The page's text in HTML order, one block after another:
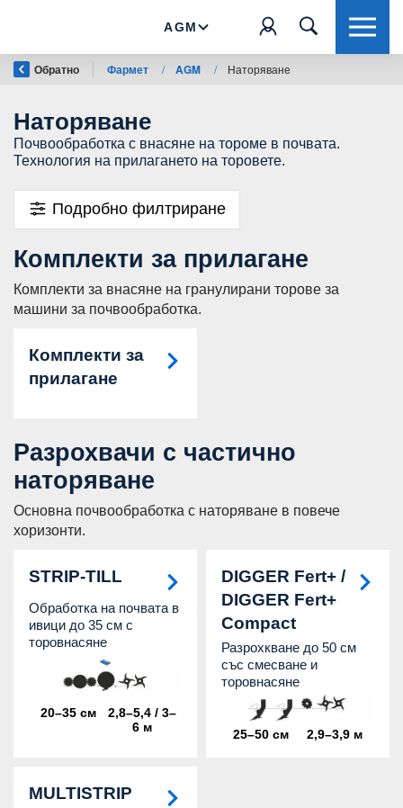
AGM
Обратно Фармет / AGM / Наторяване
Наторяване
Почвообработка с внасяне на тороме в почвата.
Технология на прилагането на торовете.
Подробно филтриране
Комплекти за прилагане
Комплекти за внасяне на гранулирани торове за
машини за почвообработка.
Комплекти за
прилагане
Разрохвачи с частично
наторяване
Основна почвообработка с наторяване в повече
хоризонти.
STRIP-TILL
Обработка на почвата в
ивици до 35 см с
торовнасяне
20–35 см
2,8–5,4 / 3–
6 м
DIGGER Fert+ /
DIGGER Fert+
Compact
Разрохкване до 50 см
със смесване и
торовнасяне
25–50 см 2,9–3,9 м
MULTISTRIP